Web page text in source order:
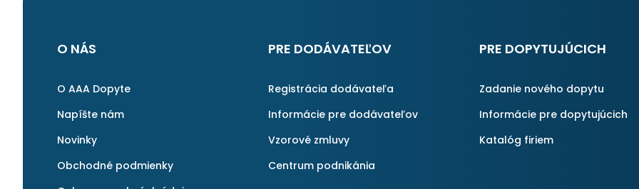
O NÁS
O AAA Dopyte
Napíšte nám
Novinky
Obchodné podmienky
PRE DODÁVATEĽOV
Registrácia dodávateľa
Informácie pre dodávateľov
Vzorové zmluvy
Centrum podnikánia
PRE DOPYTUJÚCICH
Zadanie nového dopytu
Informácie pre dopytujúcich
Katalóg firiem